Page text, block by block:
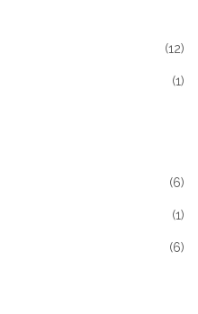
(12)
(1)
(6)
(1)
(6)